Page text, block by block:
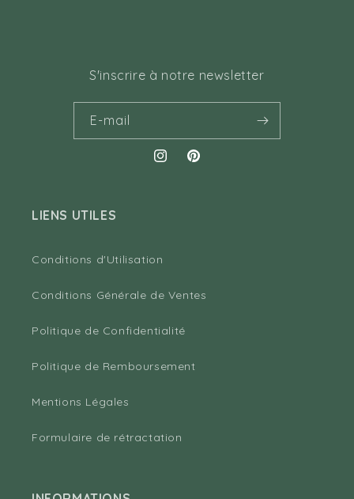
S'inscrire à notre newsletter
E-mail
InstagramPinterest
LIENS UTILES
Conditions d'Utilisation
Conditions Générale de Ventes
Politique de Confidentialité
Politique de Remboursement
Mentions Légales
Formulaire de rétractation